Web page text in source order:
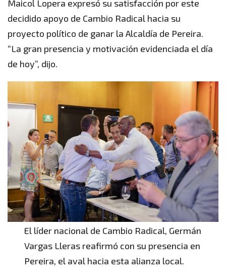
Maicol Lopera expresó su satisfacción por este
decidido apoyo de Cambio Radical hacia su
proyecto político de ganar la Alcaldía de Pereira.
“La gran presencia y motivación evidenciada el día
de hoy”, dijo.
El líder nacional de Cambio Radical, Germán
Vargas Lleras reafirmó con su presencia en
Pereira, el aval hacia esta alianza local.